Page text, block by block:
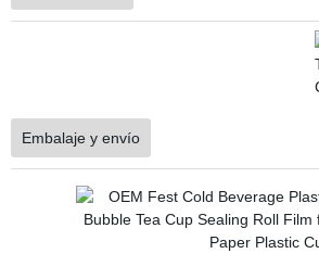
Embalaje y envío